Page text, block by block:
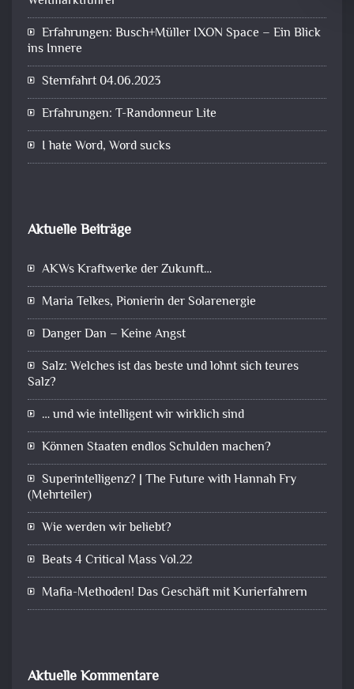
Erfahrungen: Busch+Müller IXON Space – Ein Blick
ins Innere
Sternfahrt 04.06.2023
Erfahrungen: T-Randonneur Lite
I hate Word, Word sucks
Aktuelle Beiträge
AKWs Kraftwerke der Zukunft…
Maria Telkes, Pionierin der Solarenergie
Danger Dan – Keine Angst
Salz: Welches ist das beste und lohnt sich teures
Salz?
… und wie intelligent wir wirklich sind
Können Staaten endlos Schulden machen?
Superintelligenz? | The Future with Hannah Fry
(Mehrteiler)
Wie werden wir beliebt?
Beats 4 Critical Mass Vol.22
Mafia-Methoden! Das Geschäft mit Kurierfahrern
Aktuelle Kommentare